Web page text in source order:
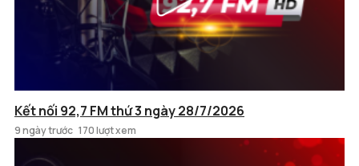
Kết nối 92,7 FM thứ 3 ngày 28/7/2026
9 ngày trước 170 lượt xem